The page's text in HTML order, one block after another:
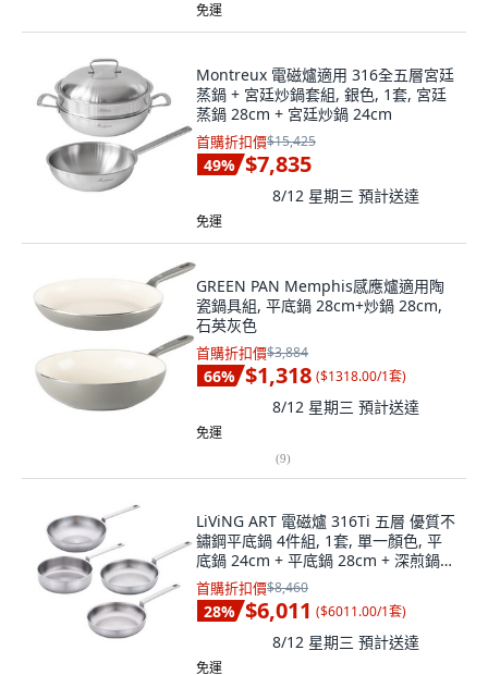
免運
Montreux 電磁爐適用 316全五層宮廷
蒸鍋 + 宮廷炒鍋套組, 銀色, 1套, 宮廷
蒸鍋 28cm + 宮廷炒鍋 24cm
首購折扣價$15,425
49% $7,835
8/12 星期三 預計送達
免運
GREEN PAN Memphis感應爐適用陶
瓷鍋具組, 平底鍋 28cm+炒鍋 28cm,
石英灰色
首購折扣價$3,884
66% $1,318 ($1318.00/1套)
8/12 星期三 預計送達
免運
(9)
LiViNG ART 電磁爐 316Ti 五層 優質不
鏽鋼平底鍋 4件組, 1套, 單一顏色, 平
底鍋 24cm + 平底鍋 28cm + 深煎鍋
24cm + 炒鍋 28cm
首購折扣價$8,460
28% $6,011 ($6011.00/1套)
8/12 星期三 預計送達
免運